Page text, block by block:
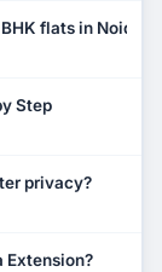
flats in Noida?
Step
privacy?
Extension?